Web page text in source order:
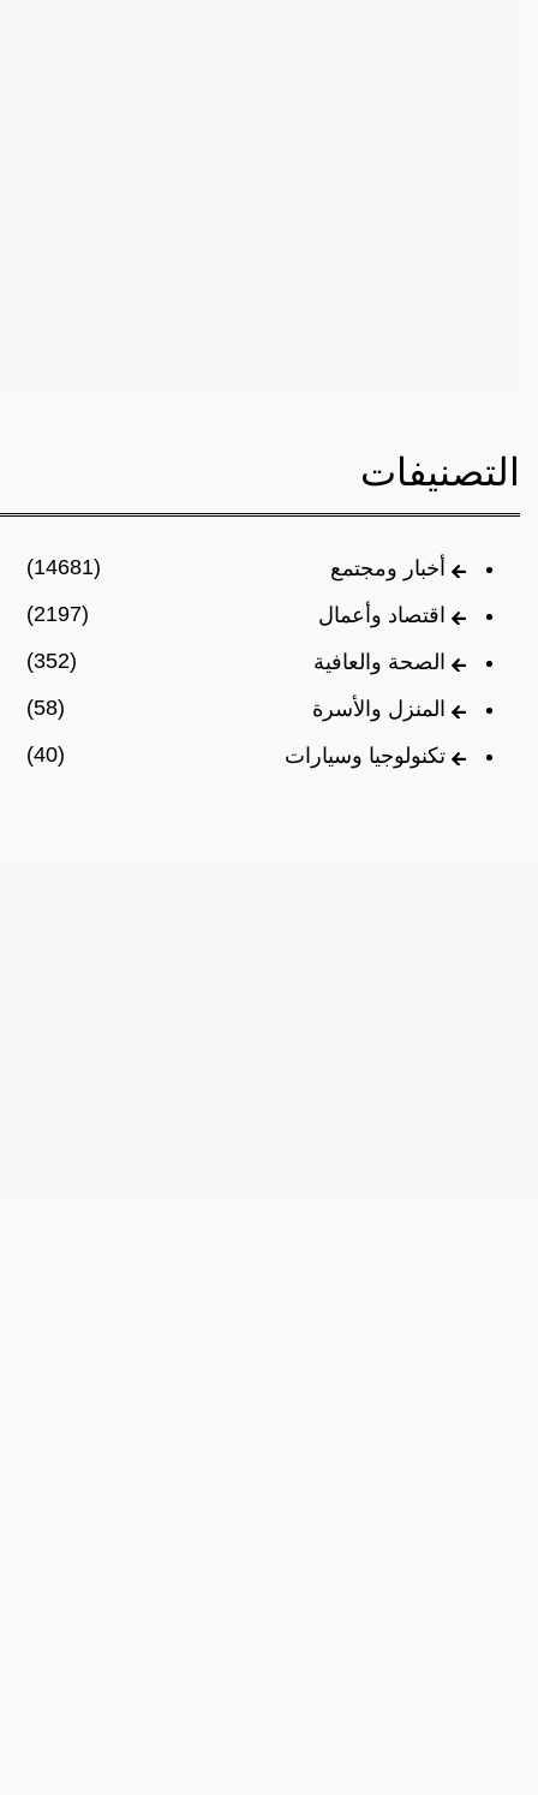
التصنيفات
أخبار ومجتمع
(14681)
اقتصاد وأعمال
(2197)
الصحة والعافية
(352)
المنزل والأسرة
(58)
تكنولوجيا وسيارات
(40)